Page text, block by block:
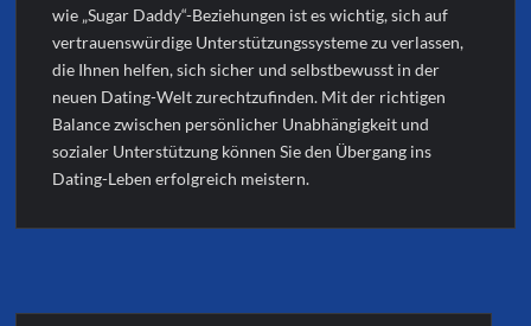
wie „Sugar Daddy“-Beziehungen ist es wichtig, sich auf
vertrauenswürdige Unterstützungssysteme zu verlassen,
die Ihnen helfen, sich sicher und selbstbewusst in der
neuen Dating-Welt zurechtzufinden. Mit der richtigen
Balance zwischen persönlicher Unabhängigkeit und
sozialer Unterstützung können Sie den Übergang ins
Dating-Leben erfolgreich meistern.